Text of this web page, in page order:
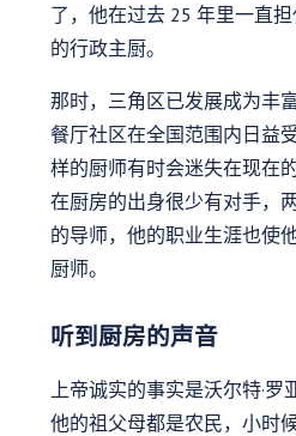
了，他在过去 25 年里一直
的行政主厨。
那时，三角区已发展成为丰
餐厅社区在全国范围内日益
样的厨师有时会迷失在现在
在厨房的出身很少有对手，
的导师，他的职业生涯也使
厨师。
听到厨房的声音
上帝诚实的事实是沃尔特·罗
他的祖父母都是农民，小时